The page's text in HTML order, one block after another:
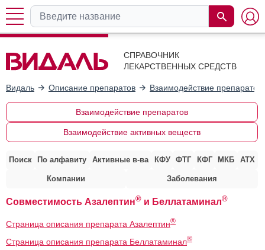
СПРАВОЧНИК
ЛЕКАРСТВЕННЫХ СРЕДСТВ
Видаль Описание препаратов Взаимодействие препаратов
Взаимодействие препаратов
Взаимодействие активных веществ
Поиск По алфавиту Активные в-ва КФУ ФТГ КФГ МКБ АТХ
Компании Заболевания
Совместимость Азалептин® и Беллатаминал®
Страница описания препарата Азалептин®
Страница описания препарата Беллатаминал®